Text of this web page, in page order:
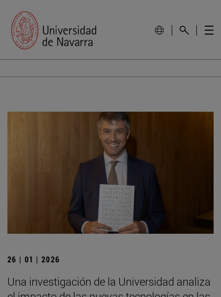
26 | 01 | 2026
Una investigación de la Universidad analiza